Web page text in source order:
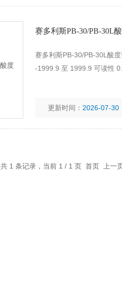
赛多利斯PB-30/PB-30L
赛多利斯PB-30/PB-30L酸
-1999.9 至 1999.9 可读性
更新时间： 2026-07-30
共 1 条记录，当前 1 / 1 页 首页 上一